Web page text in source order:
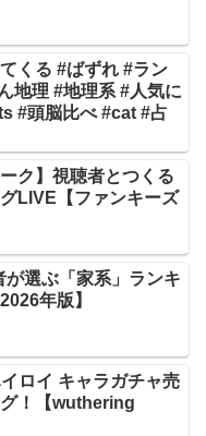
くる #ばずれ #ラン
地理 #地理系 #人気に
#頭脳比べ #cat #占
ク】視聴者とつくる
LIVE【ファンキーズ
選ぶ「家系」ランキ
年版】
イロイ キャラガチャ売
！【wuthering